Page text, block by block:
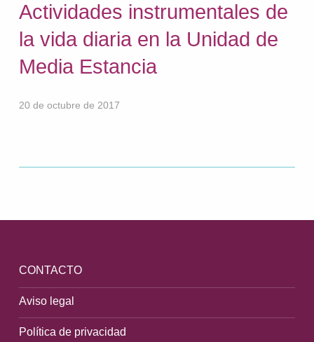
Actividades instrumentales de
la vida diaria en la Unidad de
Media Estancia
20 de octubre de 2017
CONTACTO
Aviso legal
Política de privacidad